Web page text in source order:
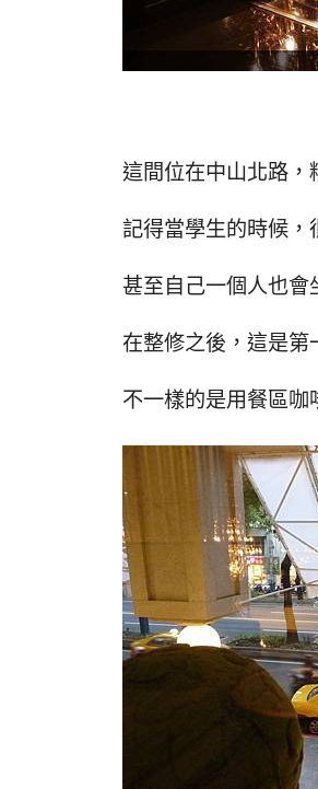
這間位在中山北路，
記得當學生的時候，
甚至自己一個人也會
在整修之後，這是第
不一樣的是用餐區咖